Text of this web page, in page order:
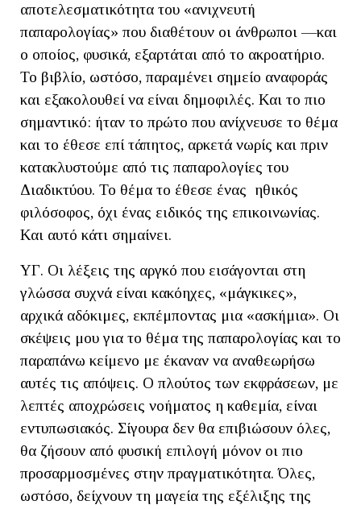
αποτελεσματικότητα του «ανιχνευτή
παπαρολογίας» που διαθέτουν οι άνθρωποι —και
ο οποίος, φυσικά, εξαρτάται από το ακροατήριο.
Το βιβλίο, ωστόσο, παραμένει σημείο αναφοράς
και εξακολουθεί να είναι δημοφιλές. Και το πιο
σημαντικό: ήταν το πρώτο που ανίχνευσε το θέμα
και το έθεσε επί τάπητος, αρκετά νωρίς και πριν
κατακλυστούμε από τις παπαρολογίες του
Διαδικτύου. Το θέμα το έθεσε ένας ηθικός
φιλόσοφος, όχι ένας ειδικός της επικοινωνίας.
Και αυτό κάτι σημαίνει.
ΥΓ. Οι λέξεις της αργκό που εισάγονται στη
γλώσσα συχνά είναι κακόηχες, «μάγκικες»,
αρχικά αδόκιμες, εκπέμποντας μια «ασκήμια». Οι
σκέψεις μου για το θέμα της παπαρολογίας και το
παραπάνω κείμενο με έκαναν να αναθεωρήσω
αυτές τις απόψεις. Ο πλούτος των εκφράσεων, με
λεπτές αποχρώσεις νοήματος η καθεμία, είναι
εντυπωσιακός. Σίγουρα δεν θα επιβιώσουν όλες,
θα ζήσουν από φυσική επιλογή μόνον οι πιο
προσαρμοσμένες στην πραγματικότητα. Όλες,
ωστόσο, δείχνουν τη μαγεία της εξέλιξης της